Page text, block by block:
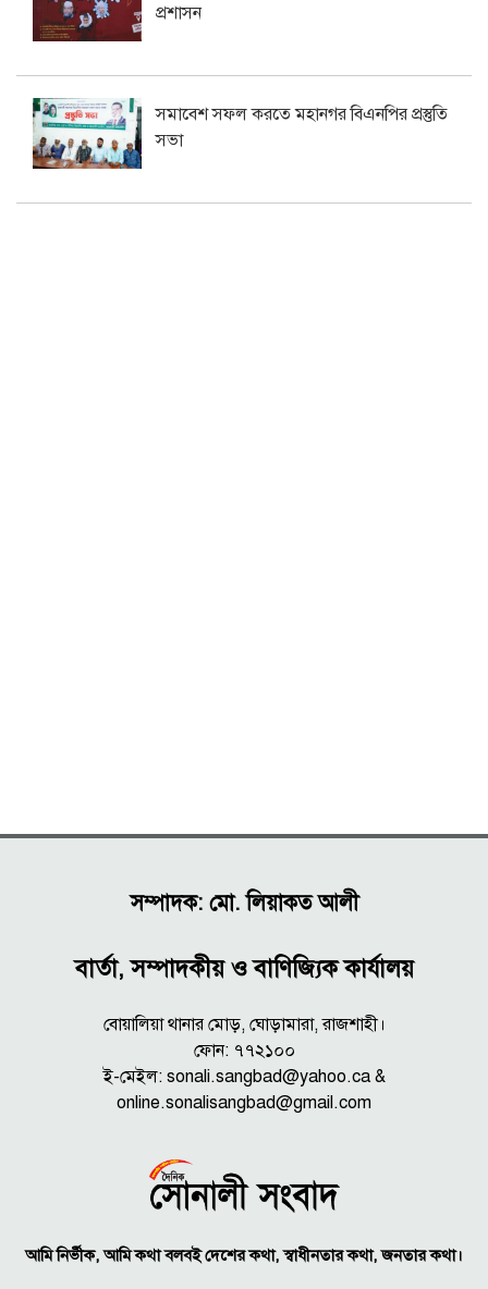
প্রশাসন
সমাবেশ সফল করতে মহানগর বিএনপির প্রস্তুতি
সভা
সম্পাদক: মো. লিয়াকত আলী
বার্তা, সম্পাদকীয় ও বাণিজ্যিক কার্যালয়
বোয়ালিয়া থানার মোড়, ঘোড়ামারা, রাজশাহী।
ফোন: ৭৭২১০০
ই-মেইল: sonali.sangbad@yahoo.ca &
online.sonalisangbad@gmail.com
আমি নির্ভীক, আমি কথা বলবই দেশের কথা, স্বাধীনতার কথা, জনতার কথা।